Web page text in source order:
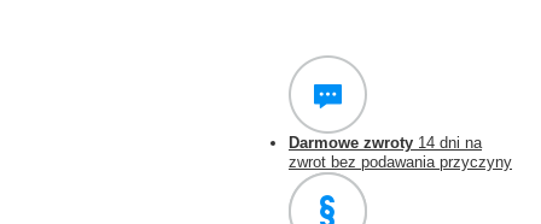
Darmowe zwroty 14 dni na
zwrot bez podawania przyczyny